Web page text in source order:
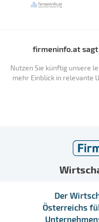
firmeninfo.at
Nutzen Sie künftig unsere
mehr Einblick in relevante
Der
Österreichs